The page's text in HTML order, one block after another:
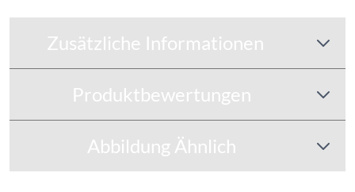
Zusätzliche Informationen
Produktbewertungen
Abbildung Ähnlich